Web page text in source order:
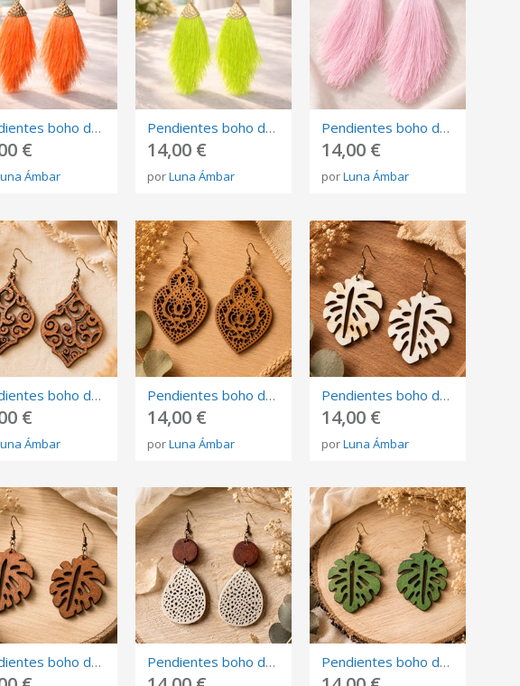
Pendientes boho de flecos coral Naranja
€
Ámbar
Pendientes boho de flecos verde lima
14,00 €
porLuna Ámbar
Pendientes boho de flecos rosa
14,00 €
porLuna Ámbar
Pendientes boho de madera calados con arabescos
€
Ámbar
Pendientes boho de madera marrón calada con diseño étnico
14,00 €
porLuna Ámbar
Pendientes boho de madera con hoja monstera blanca
14,00 €
porLuna Ámbar
Pendientes boho de madera con hoja monstera natural Marrón Pendientes boho de madera con diseño calado en forma de lágrima Pendientes boho de madera con forma de hoja monstera verde